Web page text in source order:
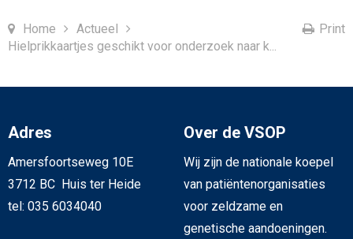
Home
Actueel
Hielprikkaartjes geschikt voor onderzoek naar k...
Print
Adres
Amersfoortseweg 10E
3712 BC Huis ter Heide
tel: 035 6034040
Over de VSOP
Wij zijn de nationale koepel
van patiëntenorganisaties
voor zeldzame en
genetische aandoeningen.